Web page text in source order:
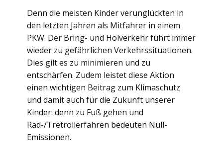
Denn die meisten Kinder verunglückten in
den letzten Jahren als Mitfahrer in einem
PKW. Der Bring- und Holverkehr führt immer
wieder zu gefährlichen Verkehrssituationen.
Dies gilt es zu minimieren und zu
entschärfen. Zudem leistet diese Aktion
einen wichtigen Beitrag zum Klimaschutz
und damit auch für die Zukunft unserer
Kinder: denn zu Fuß gehen und
Rad-/Tretrollerfahren bedeuten Null-
Emissionen.